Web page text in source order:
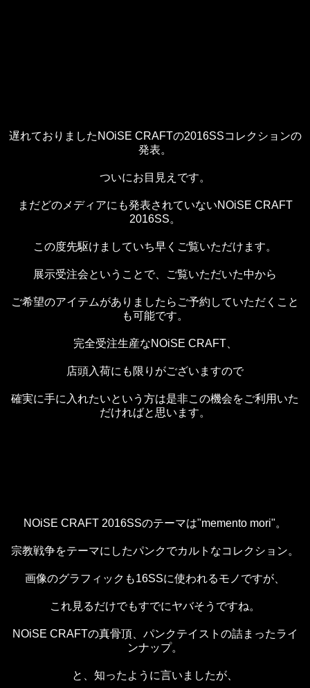
遅れておりましたNOiSE CRAFTの2016SSコレクションの
発表。
ついにお目見えです。
まだどのメディアにも発表されていないNOiSE CRAFT
2016SS。
この度先駆けましていち早くご覧いただけます。
展示受注会ということで、ご覧いただいた中から
ご希望のアイテムがありましたらご予約していただくこと
も可能です。
完全受注生産なNOiSE CRAFT、
店頭入荷にも限りがございますので
確実に手に入れたいという方は是非この機会をご利用いた
だければと思います。
NOiSE CRAFT 2016SSのテーマは"memento mori"。
宗教戦争をテーマにしたパンクでカルトなコレクション。
画像のグラフィックも16SSに使われるモノですが、
これ見るだけでもすでにヤバそうですね。
NOiSE CRAFTの真骨頂、パンクテイストの詰まったライ
ンナップ。
と、知ったように言いましたが、